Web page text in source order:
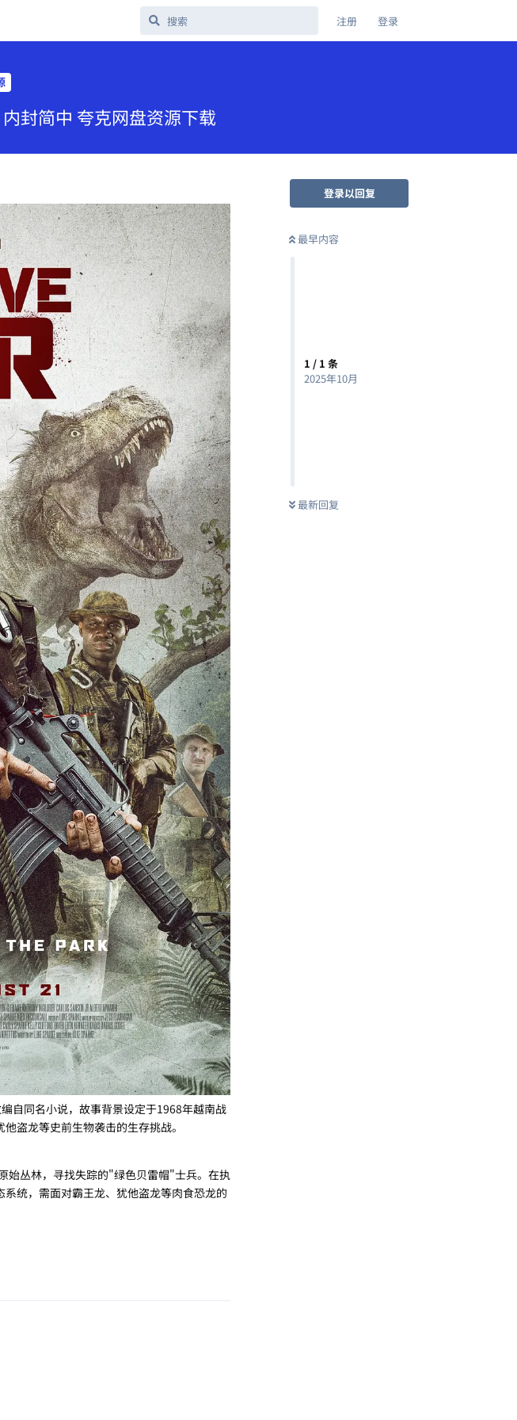
注册 登录
内封简中 夸克网盘资源下载
登录以回复
最早内容
1 / 1 条
2025年10月
最新回复
自同名小说，故事背景设定于1968年越南战
盗龙等史前生物袭击的生存挑战。
始丛林，寻找失踪的"绿色贝雷帽"士兵。在执
统，需面对霸王龙、犹他盗龙等肉食恐龙的